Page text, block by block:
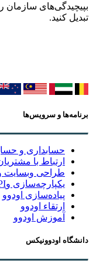
بپیچیدگی‌های
تبدیل کنید.
برنامه‌ها و سرویس‌ها
حسابداری و
ارتباط با
طراحی وبسایت
یکپارچه‌سازی وAPI اودوو
پیاده‌سازی اودوو
ارتقاء اودوو
آموزش اودوو
دانشگاه اودوونیکس